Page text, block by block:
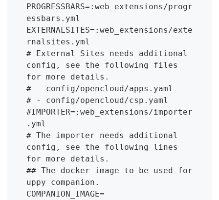
PROGRESSBARS=:web_extensions/progr
essbars.yml
EXTERNALSITES=:web_extensions/exte
rnalsites.yml
# External Sites needs additional
config, see the following files
for more details.
# - config/opencloud/apps.yaml
# - config/opencloud/csp.yaml
#IMPORTER=:web_extensions/importer
.yml
# The importer needs additional
config, see the following lines
for more details.
## The docker image to be used for
uppy companion.
COMPANION_IMAGE=